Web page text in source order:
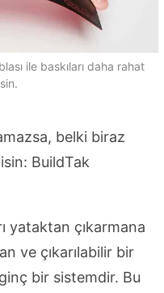
ile baskıları daha rahat
belki biraz
BuildTak
yataktan çıkarmana
ve çıkarılabilir bir
bir sistemdir. Bu